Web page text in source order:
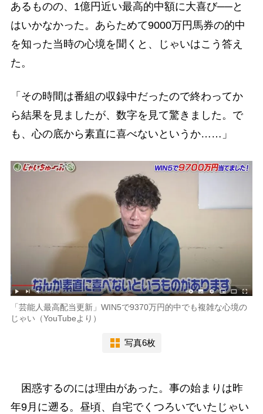
あるものの、1億円近い最高的中額に大喜び──と
はいかなかった。あらためて9000万円馬券の的中
を知った当時の心境を聞くと、じゃいはこう答え
た。
「その時間は番組の収録中だったので終わってか
ら結果を見ましたが、数字を見て驚きました。で
も、心の底から素直に喜べないというか……」
「芸能人最高配当更新」WIN5で9370万円的中でも複雑な心境の
じゃい（YouTubeより）
写真6枚
困惑するのには理由があった。事の始まりは昨
年9月に遡る。昼頃、自宅でくつろいでいたじゃい